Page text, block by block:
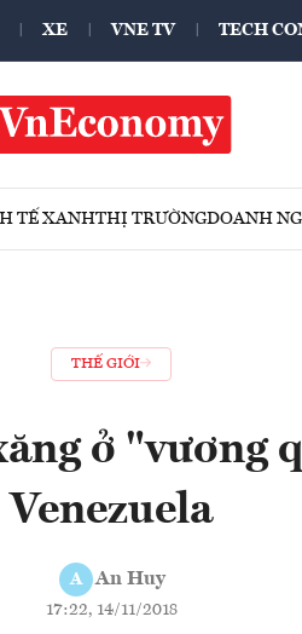
XE VNE TV TECH
TẾ XANHTHỊ TRƯỜNGDOANH
THẾ GIỚI
ở "vương
Venezuela
A An Huy
17:22, 14/11/2018